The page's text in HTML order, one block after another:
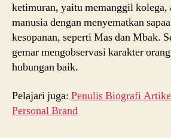
ketimuran, yaitu memanggil kolega,
manusia dengan menyematkan
kesopanan, seperti Mas dan Mbak.
gemar mengobservasi karakter
hubungan baik.
Pelajari juga: Penulis Biografi
Personal Brand